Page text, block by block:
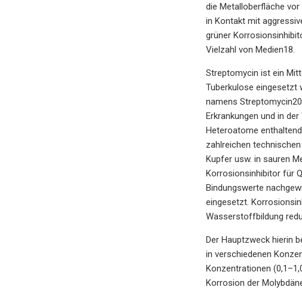
die Metalloberfläche
in Kontakt mit
grüner
Vielzahl von Medien18.
Streptomycin ist ein
Tuberkulose eingesetzt
namens
Erkrankungen und in
Heteroatome
zahlreichen
Kupfer usw. in sauren
Korrosionsinhibitor für
Bindungswerte
eingesetzt.
Wasserstoffbildung
Der Hauptzweck hierin
in verschiedenen
Konzentrationen
Korrosion der